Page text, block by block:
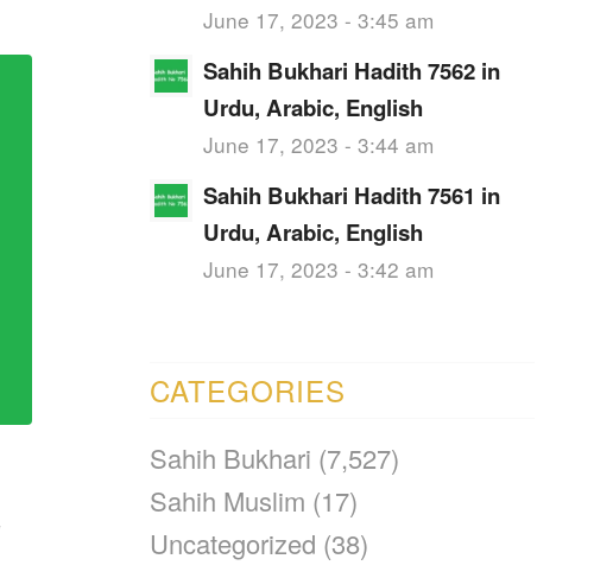
June 17, 2023 - 3:45 am
Sahih Bukhari Hadith 7562 in
Urdu, Arabic, English
June 17, 2023 - 3:44 am
Sahih Bukhari Hadith 7561 in
Urdu, Arabic, English
June 17, 2023 - 3:42 am
CATEGORIES
Sahih Bukhari (7,527)
Sahih Muslim (17)
Uncategorized (38)